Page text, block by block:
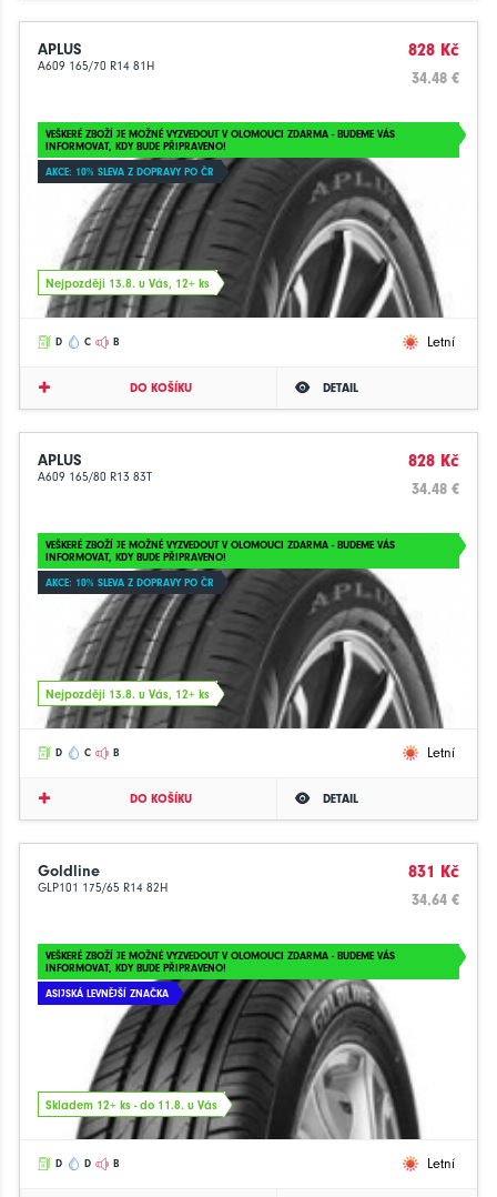
APLUS
A609 165/70 R14 81H
828 Kč
34.48 €
VEŠKERÉ ZBOŽÍ JE MOŽNÉ VYZVEDOUT V OLOMOUCI ZDARMA - BUDEME VÁS
INFORMOVAT, KDY BUDE PŘIPRAVENO!
AKCE: 10% SLEVA Z DOPRAVY PO ČR
Nejpozději 13.8. u Vás, 12+ ks
D C B Letní
DO KOŠÍKU DETAIL
APLUS
A609 165/80 R13 83T
828 Kč
34.48 €
VEŠKERÉ ZBOŽÍ JE MOŽNÉ VYZVEDOUT V OLOMOUCI ZDARMA - BUDEME VÁS
INFORMOVAT, KDY BUDE PŘIPRAVENO!
AKCE: 10% SLEVA Z DOPRAVY PO ČR
Nejpozději 13.8. u Vás, 12+ ks
D C B Letní
DO KOŠÍKU DETAIL
Goldline
GLP101 175/65 R14 82H
831 Kč
34.64 €
VEŠKERÉ ZBOŽÍ JE MOŽNÉ VYZVEDOUT V OLOMOUCI ZDARMA - BUDEME VÁS
INFORMOVAT, KDY BUDE PŘIPRAVENO!
ASIJSKÁ LEVNĚJŠÍ ZNAČKA
Skladem 12+ ks - do 11.8. u Vás
D D B Letní